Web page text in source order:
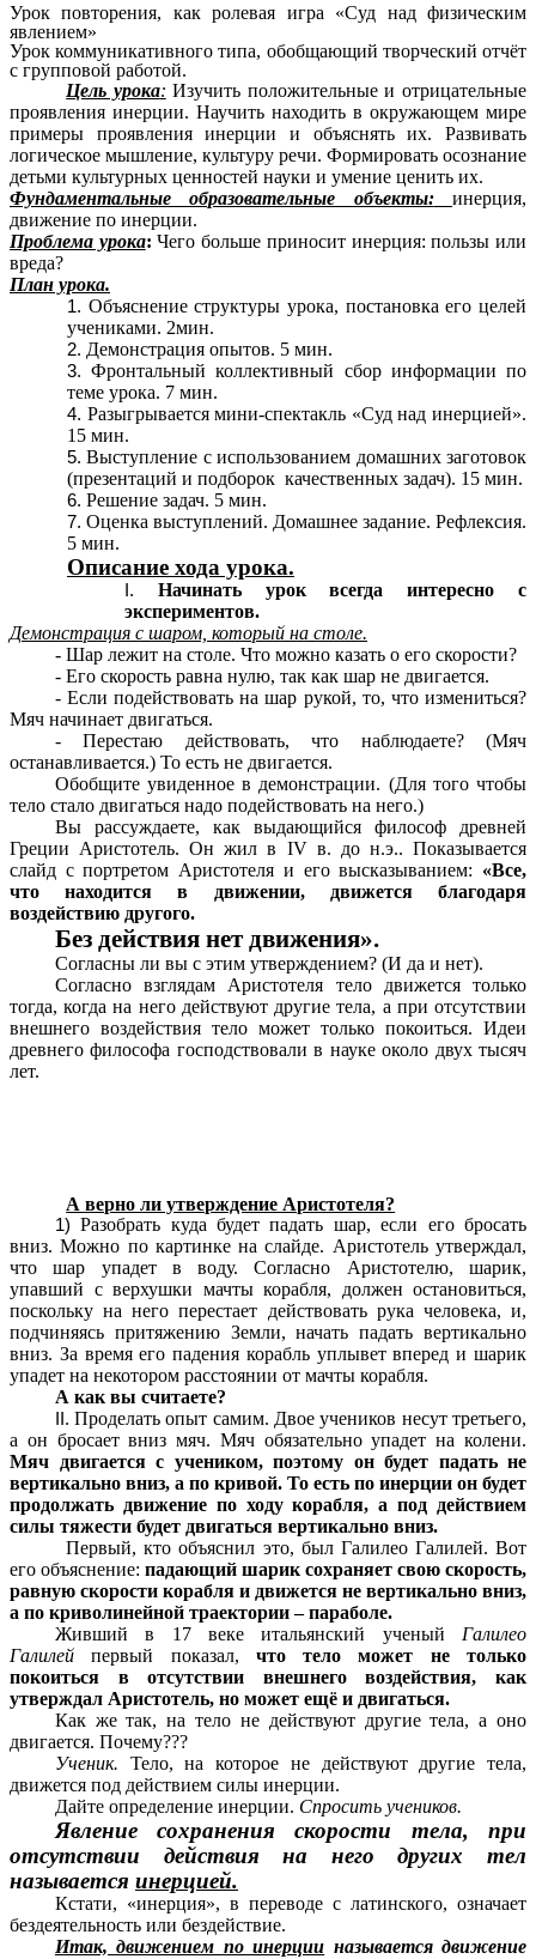
Урок повторения, как ролевая игра «Суд над физическим
явлением»
Урок коммуникативного типа, обобщающий творческий отчёт
с групповой работой.
Цель урока: Изучить положительные и отрицательные
проявления инерции. Научить находить в окружающем мире
примеры проявления инерции и объяснять их. Развивать
логическое мышление, культуру речи. Формировать осознание
детьми культурных ценностей науки и умение ценить их.
Фундаментальные образовательные объекты:
инерция,
движение по инерции.
Проблема урока: Чего больше приносит инерция: пользы или
вреда?
План урока.
Объяснение структуры урока, постановка его целей
учениками. 2мин.
Демонстрация опытов. 5 мин.
Фронтальный коллективный сбор информации по
теме урока. 7 мин.
Разыгрывается мини-спектакль «Суд над инерцией».
15 мин.
Выступление с использованием домашних заготовок
(презентаций и подборок качественных задач). 15 мин.
Решение задач. 5 мин.
Оценка выступлений. Домашнее задание. Рефлексия.
5 мин.
Описание хода урока.
Начинать урок всегда интересно с
экспериментов.
Демонстрация с шаром, который на столе.
- Шар лежит на столе. Что можно казать о его скорости?
- Его скорость равна нулю, так как шар не двигается.
- Если подействовать на шар рукой, то, что измениться?
Мяч начинает двигаться.
- Перестаю действовать, что наблюдаете? (Мяч
останавливается.) То есть не двигается.
Обобщите увиденное в демонстрации. (Для того чтобы
тело стало двигаться надо подействовать на него.)
Вы рассуждаете, как выдающийся философ древней
Греции Аристотель. Он жил в IV в. до н.э.. Показывается
слайд с портретом Аристотеля и его высказыванием: «Все,
что находится в движении, движется благодаря
воздействию другого.
Без действия нет движения».
Согласны ли вы с этим утверждением? (И да и нет).
Согласно взглядам Аристотеля тело движется только
тогда, когда на него действуют другие тела, а при отсутствии
внешнего воздействия тело может только покоиться. Идеи
древнего философа господствовали в науке около двух тысяч
лет.
А верно ли утверждение Аристотеля?
Разобрать куда будет падать шар, если его бросать
вниз. Можно по картинке на слайде. Аристотель утверждал,
что шар упадет в воду. Согласно Аристотелю, шарик,
упавший с верхушки мачты корабля, должен остановиться,
поскольку на него перестает действовать рука человека, и,
подчиняясь притяжению Земли, начать падать вертикально
вниз. За время его падения корабль уплывет вперед и шарик
упадет на некотором расстоянии от мачты корабля.
А как вы считаете?
Проделать опыт самим. Двое учеников несут третьего,
а он бросает вниз мяч. Мяч обязательно упадет на колени.
Мяч двигается с учеником, поэтому он будет падать не
вертикально вниз, а по кривой. То есть по инерции он будет
продолжать движение по ходу корабля, а под действием
силы тяжести будет двигаться вертикально вниз.
Первый, кто объяснил это, был Галилео Галилей. Вот
его объяснение: падающий шарик сохраняет свою скорость,
равную скорости корабля и движется не вертикально вниз,
а по криволинейной траектории – параболе.
Живший в 17 веке итальянский ученый Галилео
Галилей первый показал, что тело может не только
покоиться в отсутствии внешнего воздействия, как
утверждал Аристотель, но может ещё и двигаться.
Как же так, на тело не действуют другие тела, а оно
двигается. Почему???
Ученик. Тело, на которое не действуют другие тела,
движется под действием силы инерции.
Дайте определение инерции. Спросить учеников.
Явление сохранения скорости тела, при
отсутствии действия на него других тел
называется инерцией.
Кстати, «инерция», в переводе с латинского, означает
бездеятельность или бездействие.
Итак, движением по инерции называется движение